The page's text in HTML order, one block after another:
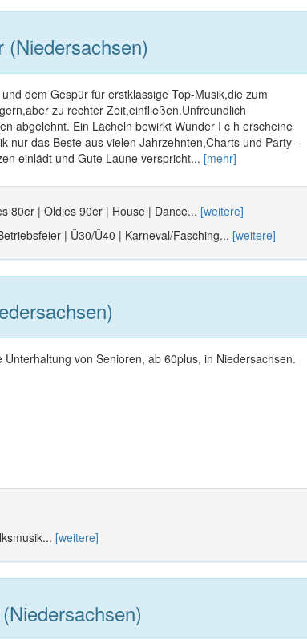
(Niedersachsen)
dem Gespür für erstklassige Top-Musik,die zum
zu rechter Zeit,einfließen.Unfreundlich
abgelehnt. Ein Lächeln bewirkt Wunder I c h erscheine
nur das Beste aus vielen Jahrzehnten,Charts und Party-
einlädt und Gute Laune verspricht... [mehr]
80er | Oldies 90er | House | Dance... [weitere]
| Ü30/Ü40 | Karneval/Fasching... [weitere]
von Senioren, ab 60plus, in Niedersachsen.
[weitere]